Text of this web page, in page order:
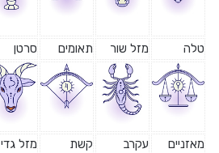
טלה מזל שור תאומים סרטן
מאזניים עקרב קשת מזל גדי